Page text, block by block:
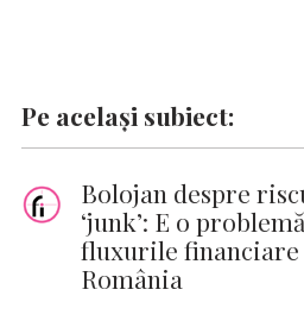
Pe același subiect:
Bolojan despre
‘junk’: E o
fluxurile financiare
România